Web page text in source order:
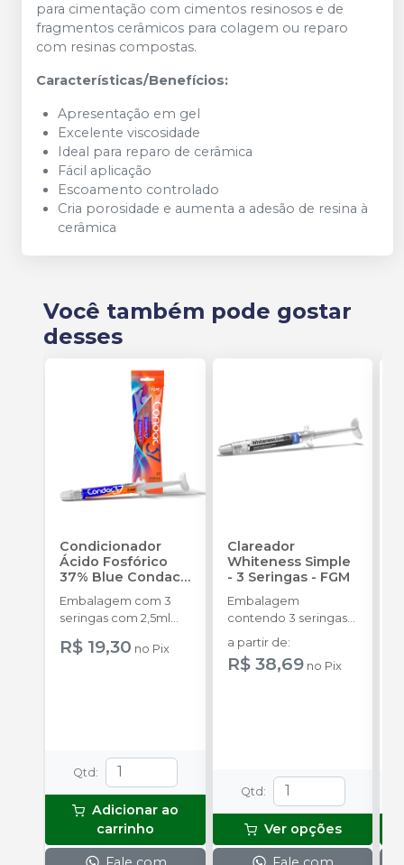
para cimentação com cimentos resinosos e de
fragmentos cerâmicos para colagem ou reparo
com resinas compostas.
Características/Benefícios:
Apresentação em gel
Excelente viscosidade
Ideal para reparo de cerâmica
Fácil aplicação
Escoamento controlado
Cria porosidade e aumenta a adesão de resina à
cerâmica
Você também pode gostar
desses
Condicionador
Ácido Fosfórico
37% Blue Condac-
FGM
Embalagem com 3
seringas com 2,5ml
cada uma e 3
ponteiras para
R$ 19,30 no Pix
Qtd :
Adicionar ao
carrinho
Clareador
Whiteness Simple
- 3 Seringas- FGM
Embalagem
contendo 3 seringas
com 3g de gel cada
uma.
a partir de:
R$ 38,69 no Pix
Qtd :
Ver opções